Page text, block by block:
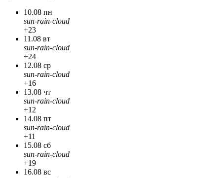
10.08 пн
sun-rain-cloud
+23
11.08 вт
sun-rain-cloud
+24
12.08 ср
sun-rain-cloud
+16
13.08 чт
sun-rain-cloud
+12
14.08 пт
sun-rain-cloud
+11
15.08 сб
sun-rain-cloud
+19
16.08 вс